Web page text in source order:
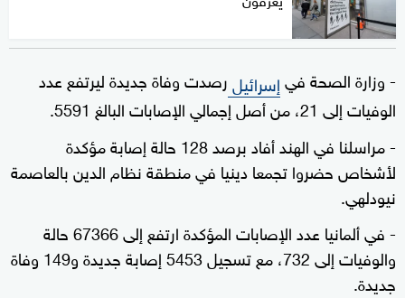
- وزارة الصحة فيإسرائيلرصدت وفاة جديدة ليرتفع عدد
الوفيات إلى 21، من أصل إجمالي الإصابات البالغ 5591.
- مراسلنا في الهند أفاد برصد 128 حالة إصابة مؤكدة
لأشخاص حضروا تجمعا دينيا في منطقة نظام الدين بالعاصمة
نيودلهي.
- في ألمانيا عدد الإصابات المؤكدة ارتفع إلى 67366 حالة
والوفيات إلى 732، مع تسجيل 5453 إصابة جديدة و149 وفاة
جديدة.